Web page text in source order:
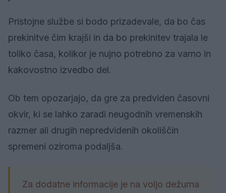
Pristojne službe si bodo prizadevale, da bo čas
prekinitve čim krajši in da bo prekinitev trajala le
toliko časa, kolikor je nujno potrebno za varno in
kakovostno izvedbo del.
Ob tem opozarjajo, da gre za predviden časovni
okvir, ki se lahko zaradi neugodnih vremenskih
razmer ali drugih nepredvidenih okoliščin
spremeni oziroma podaljša.
Za dodatne informacije je na voljo dežurna